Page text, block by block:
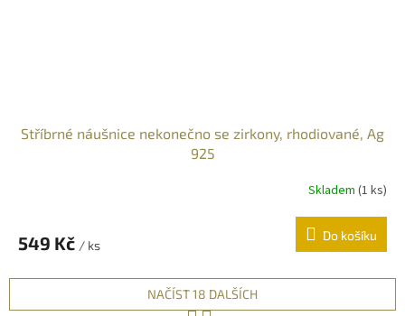
Stříbrné náušnice nekonečno se zirkony, rhodiované, Ag
925
Skladem (1 ks)
549 Kč / ks
Do košíku
NAČÍST 18 DALŠÍCH